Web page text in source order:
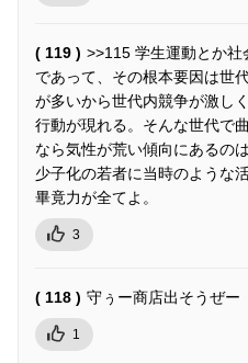
( 119 ) >>115 学生運動とか
であって、その根本要因は世
が多いから世代内競争が激し
行動が現れる。そんな世代で
なら気性が荒い傾向にあるの
少子化の若者に当時のような
畢竟力が全てよ。
3
( 118 ) 守ぅー商店出そうぜー
1